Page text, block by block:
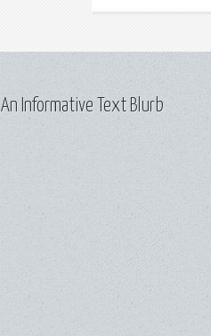
An Informative Text Blurb